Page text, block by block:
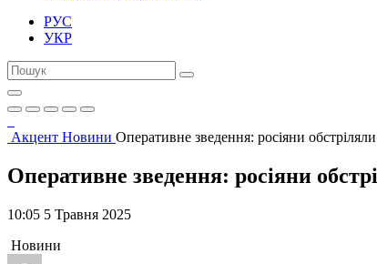
РУС
УКР
Акцент Новини Оперативне зведення: росіяни
Оперативне зведення: росіяни
10:05 5 Травня 2025
Новини